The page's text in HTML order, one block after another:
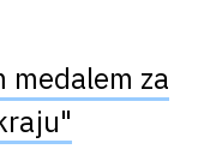
medalem za